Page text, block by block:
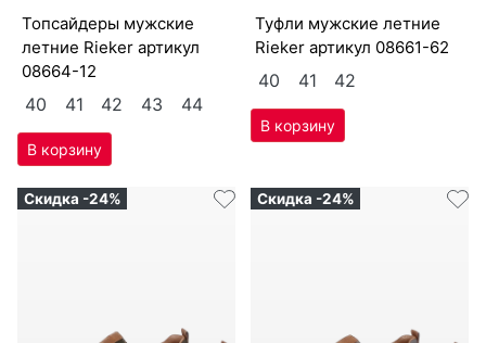
топ­сай­де­ры мужс­кие
лет­ние Ri­eker артикул
08664-12
40 41 42 43 44
туф­ли мужс­кие лет­ние
Ri­eker артикул 08661-62
40 41 42
Скидка -24% Скидка -24%